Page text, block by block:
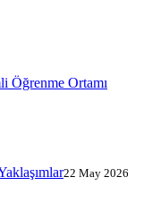
Öğrenme Ortamı
22 May 2026